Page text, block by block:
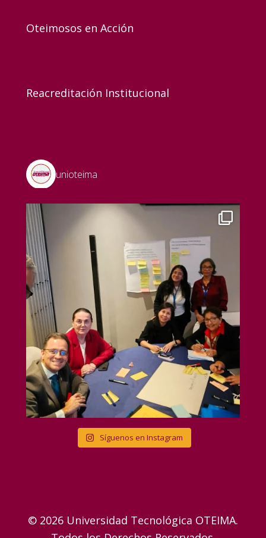
Oteimosos en Acción
Reacreditación Institucional
unioteima
Síguenos en Instagram
© 2026 Universidad Tecnológica OTEIMA.